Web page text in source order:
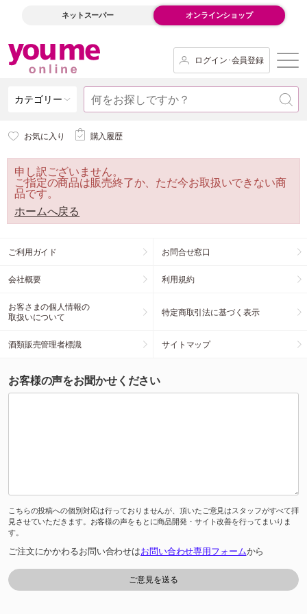
ネットスーパー オンラインショップ
ログイン･会員登録
カテゴリー
お気に入り 購入履歴
申し訳ございません。
ご指定の商品は販売終了か、ただ今お取扱いできない商
品です。
ホームへ戻る
ご利用ガイド お問合せ窓口
会社概要 利用規約
お客さまの個人情報の
取扱いについて
特定商取引法に基づく表示
酒類販売管理者標識 サイトマップ
お客様の声をお聞かせください
こちらの投稿への個別対応は行っておりませんが、頂いたご意見はスタッフがすべて拝
見させていただきます。お客様の声をもとに商品開発・サイト改善を行ってまいりま
す。
ご注文にかかわるお問い合わせはお問い合わせ専用フォームから